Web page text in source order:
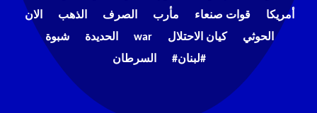
أمريكا
قوات صنعاء مأرب الصرف الذهب
الان
الحوثي
كيان الاحتلال war الحديدة
شبوة
#لبنان#
السرطان